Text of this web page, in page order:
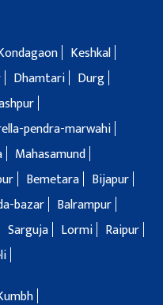
Keshkal
Dhamtari
Durg
pendra-marwahi
Mahasamund
Bemetara
Bijapur
bazar
Balrampur
Sarguja Lormi
Raipur